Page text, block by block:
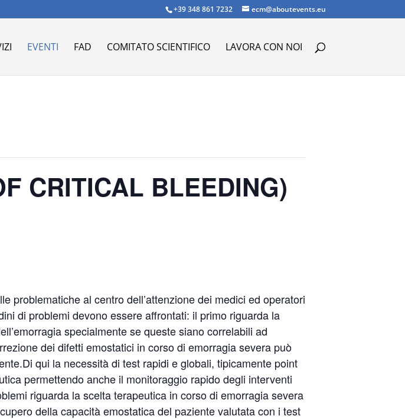
+39 348 861 7232 ecm@aboutevents.eu
EVENTI FAD COMITATO SCIENTIFICO LAVORA CON NOI
CRITICAL BLEEDING)
problematiche al centro dell’attenzione dei medici ed operatori
di problemi devono essere affrontati: il primo riguarda la
specialmente se queste siano correlabili ad
dei difetti emostatici in corso di emorragia severa può
qui la necessità di test rapidi e globali, tipicamente point
permettendo anche il monitoraggio rapido degli interventi
riguarda la scelta terapeutica in corso di emorragia severa
della capacità emostatica del paziente valutata con i test